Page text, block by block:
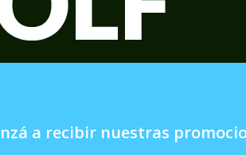
a recibir nuestras